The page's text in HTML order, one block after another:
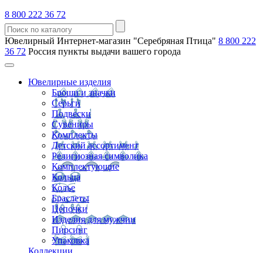
8 800 222 36 72
Ювелирный Интернет-магазин "Серебряная Птица" 8 800 222
36 72 Россия пункты выдачи вашего города
Ювелирные изделия
Броши и значки
Серьги
Подвески
Сувениры
Комплекты
Детский ассортимент
Религиозная символика
Комплектующие
Кольца
Колье
Браслеты
Цепочки
Изделия для мужчин
Пирсинг
Упаковка
Коллекции